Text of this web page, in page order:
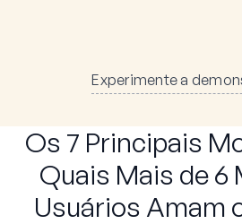
Experimente a
Os 7 Principais
Quais Mais de 6
Usuários Amam